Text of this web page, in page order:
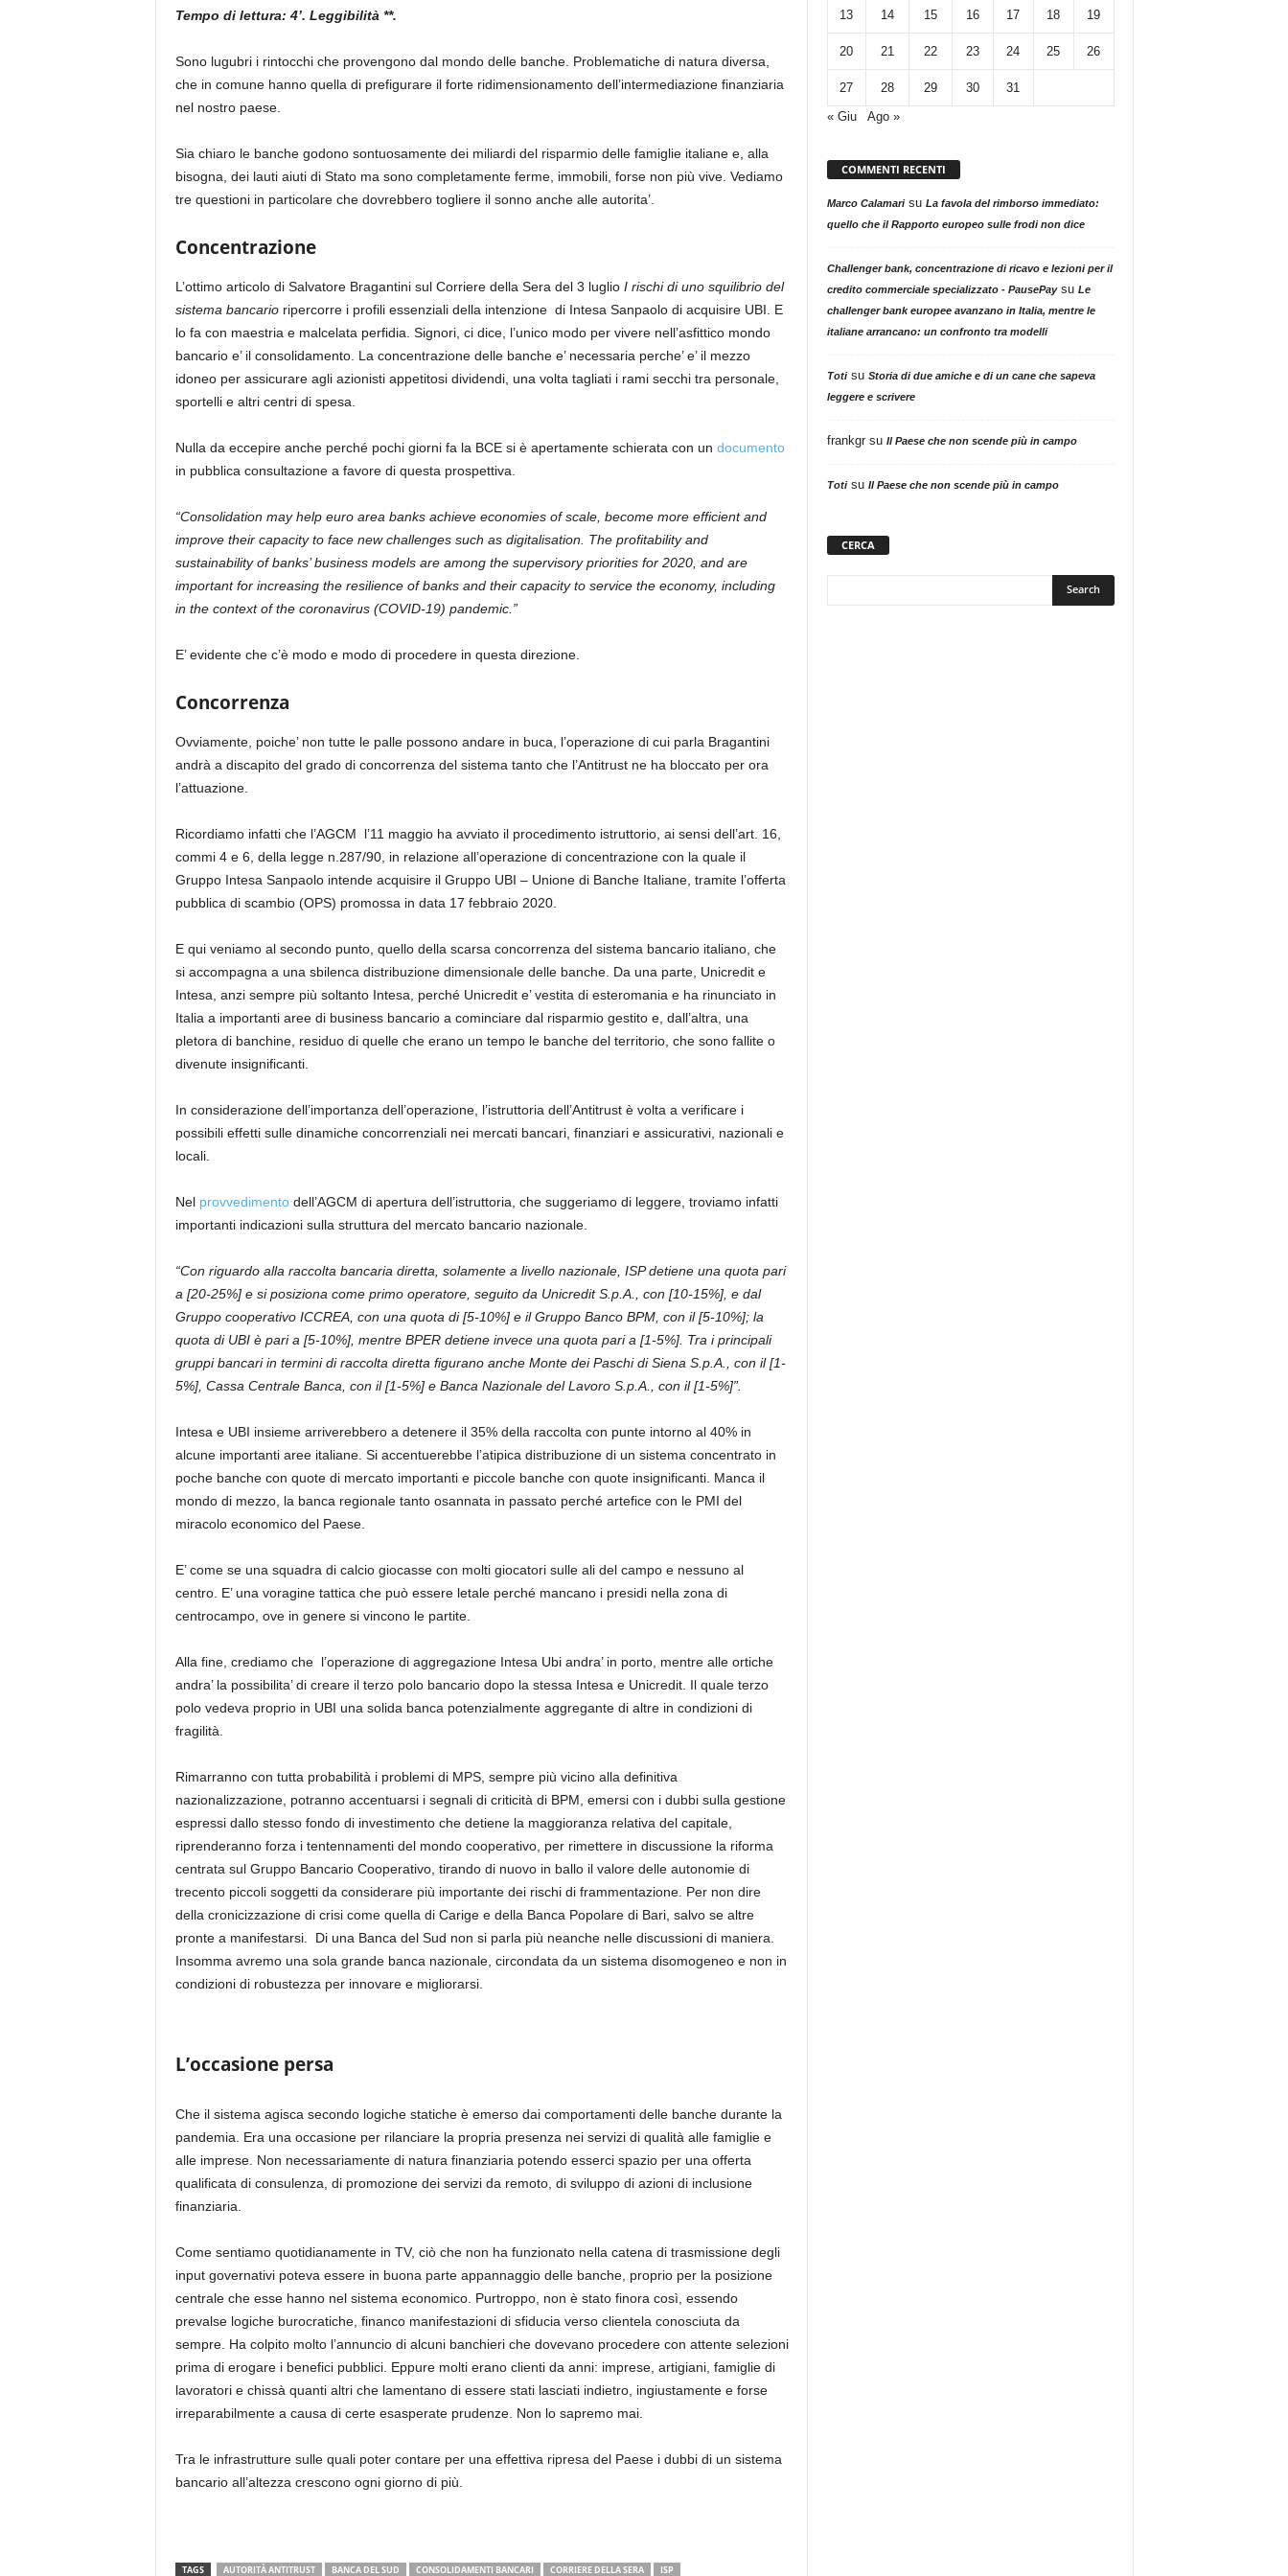
Tempo di lettura: 4’. Leggibilità **.
Sono lugubri i rintocchi che provengono dal mondo delle banche. Problematiche di natura diversa,
che in comune hanno quella di prefigurare il forte ridimensionamento dell’intermediazione finanziaria
nel nostro paese.
Sia chiaro le banche godono sontuosamente dei miliardi del risparmio delle famiglie italiane e, alla
bisogna, dei lauti aiuti di Stato ma sono completamente ferme, immobili, forse non più vive. Vediamo
tre questioni in particolare che dovrebbero togliere il sonno anche alle autorita’.
Concentrazione
L’ottimo articolo di Salvatore Bragantini sul Corriere della Sera del 3 luglio I rischi di uno squilibrio del
sistema bancario ripercorre i profili essenziali della intenzione di Intesa Sanpaolo di acquisire UBI. E
lo fa con maestria e malcelata perfidia. Signori, ci dice, l’unico modo per vivere nell’asfittico mondo
bancario e’ il consolidamento. La concentrazione delle banche e’ necessaria perche’ e’ il mezzo
idoneo per assicurare agli azionisti appetitosi dividendi, una volta tagliati i rami secchi tra personale,
sportelli e altri centri di spesa.
Nulla da eccepire anche perché pochi giorni fa la BCE si è apertamente schierata con un documento
in pubblica consultazione a favore di questa prospettiva.
“Consolidation may help euro area banks achieve economies of scale, become more efficient and
improve their capacity to face new challenges such as digitalisation. The profitability and
sustainability of banks’ business models are among the supervisory priorities for 2020, and are
important for increasing the resilience of banks and their capacity to service the economy, including
in the context of the coronavirus (COVID-19) pandemic.”
E’ evidente che c’è modo e modo di procedere in questa direzione.
Concorrenza
Ovviamente, poiche’ non tutte le palle possono andare in buca, l’operazione di cui parla Bragantini
andrà a discapito del grado di concorrenza del sistema tanto che l’Antitrust ne ha bloccato per ora
l’attuazione.
Ricordiamo infatti che l’AGCM l’11 maggio ha avviato il procedimento istruttorio, ai sensi dell’art. 16,
commi 4 e 6, della legge n.287/90, in relazione all’operazione di concentrazione con la quale il
Gruppo Intesa Sanpaolo intende acquisire il Gruppo UBI – Unione di Banche Italiane, tramite l’offerta
pubblica di scambio (OPS) promossa in data 17 febbraio 2020.
E qui veniamo al secondo punto, quello della scarsa concorrenza del sistema bancario italiano, che
si accompagna a una sbilenca distribuzione dimensionale delle banche. Da una parte, Unicredit e
Intesa, anzi sempre più soltanto Intesa, perché Unicredit e’ vestita di esteromania e ha rinunciato in
Italia a importanti aree di business bancario a cominciare dal risparmio gestito e, dall’altra, una
pletora di banchine, residuo di quelle che erano un tempo le banche del territorio, che sono fallite o
divenute insignificanti.
In considerazione dell’importanza dell’operazione, l’istruttoria dell’Antitrust è volta a verificare i
possibili effetti sulle dinamiche concorrenziali nei mercati bancari, finanziari e assicurativi, nazionali e
locali.
Nel provvedimentodell’AGCM di apertura dell’istruttoria, che suggeriamo di leggere, troviamo infatti
importanti indicazioni sulla struttura del mercato bancario nazionale.
“Con riguardo alla raccolta bancaria diretta, solamente a livello nazionale, ISP detiene una quota pari
a [20-25%] e si posiziona come primo operatore, seguito da Unicredit S.p.A., con [10-15%], e dal
Gruppo cooperativo ICCREA, con una quota di [5-10%] e il Gruppo Banco BPM, con il [5-10%]; la
quota di UBI è pari a [5-10%], mentre BPER detiene invece una quota pari a [1-5%]. Tra i principali
gruppi bancari in termini di raccolta diretta figurano anche Monte dei Paschi di Siena S.p.A., con il [1-
5%], Cassa Centrale Banca, con il [1-5%] e Banca Nazionale del Lavoro S.p.A., con il [1-5%]”.
Intesa e UBI insieme arriverebbero a detenere il 35% della raccolta con punte intorno al 40% in
alcune importanti aree italiane. Si accentuerebbe l’atipica distribuzione di un sistema concentrato in
poche banche con quote di mercato importanti e piccole banche con quote insignificanti. Manca il
mondo di mezzo, la banca regionale tanto osannata in passato perché artefice con le PMI del
miracolo economico del Paese.
E’ come se una squadra di calcio giocasse con molti giocatori sulle ali del campo e nessuno al
centro. E’ una voragine tattica che può essere letale perché mancano i presidi nella zona di
centrocampo, ove in genere si vincono le partite.
Alla fine, crediamo che l’operazione di aggregazione Intesa Ubi andra’ in porto, mentre alle ortiche
andra’ la possibilita’ di creare il terzo polo bancario dopo la stessa Intesa e Unicredit. Il quale terzo
polo vedeva proprio in UBI una solida banca potenzialmente aggregante di altre in condizioni di
fragilità.
Rimarranno con tutta probabilità i problemi di MPS, sempre più vicino alla definitiva
nazionalizzazione, potranno accentuarsi i segnali di criticità di BPM, emersi con i dubbi sulla gestione
espressi dallo stesso fondo di investimento che detiene la maggioranza relativa del capitale,
riprenderanno forza i tentennamenti del mondo cooperativo, per rimettere in discussione la riforma
centrata sul Gruppo Bancario Cooperativo, tirando di nuovo in ballo il valore delle autonomie di
trecento piccoli soggetti da considerare più importante dei rischi di frammentazione. Per non dire
della cronicizzazione di crisi come quella di Carige e della Banca Popolare di Bari, salvo se altre
pronte a manifestarsi. Di una Banca del Sud non si parla più neanche nelle discussioni di maniera.
Insomma avremo una sola grande banca nazionale, circondata da un sistema disomogeneo e non in
condizioni di robustezza per innovare e migliorarsi.
L’occasione persa
Che il sistema agisca secondo logiche statiche è emerso dai comportamenti delle banche durante la
pandemia. Era una occasione per rilanciare la propria presenza nei servizi di qualità alle famiglie e
alle imprese. Non necessariamente di natura finanziaria potendo esserci spazio per una offerta
qualificata di consulenza, di promozione dei servizi da remoto, di sviluppo di azioni di inclusione
finanziaria.
Come sentiamo quotidianamente in TV, ciò che non ha funzionato nella catena di trasmissione degli
input governativi poteva essere in buona parte appannaggio delle banche, proprio per la posizione
centrale che esse hanno nel sistema economico. Purtroppo, non è stato finora così, essendo
prevalse logiche burocratiche, financo manifestazioni di sfiducia verso clientela conosciuta da
sempre. Ha colpito molto l’annuncio di alcuni banchieri che dovevano procedere con attente selezioni
prima di erogare i benefici pubblici. Eppure molti erano clienti da anni: imprese, artigiani, famiglie di
lavoratori e chissà quanti altri che lamentano di essere stati lasciati indietro, ingiustamente e forse
irreparabilmente a causa di certe esasperate prudenze. Non lo sapremo mai.
Tra le infrastrutture sulle quali poter contare per una effettiva ripresa del Paese i dubbi di un sistema
bancario all’altezza crescono ogni giorno di più.
TAGS AUTORITÀ ANTITRUST BANCA DEL SUD CONSOLIDAMENTI BANCARI CORRIERE DELLA SERA ISP
13 14 15 16 17 18 19
20 21 22 23 24 25 26
27 28 29 30
31
« Giu
Ago »
COMMENTI RECENTI
Marco Calamarisu La favola del rimborso immediato:
quello che il Rapporto europeo sulle frodi non dice
Challenger bank, concentrazione di ricavo e lezioni per il
credito commerciale specializzato - PausePaysu Le
challenger bank europee avanzano in Italia, mentre le
italiane arrancano: un confronto tra modelli
Totisu Storia di due amiche e di un cane che sapeva
leggere e scrivere
frankgrsu Il Paese che non scende più in campo
Totisu Il Paese che non scende più in campo
CERCA